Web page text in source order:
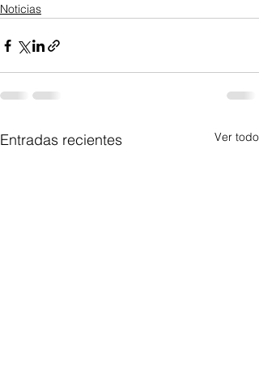
Noticias
Entradas recientes Ver todo